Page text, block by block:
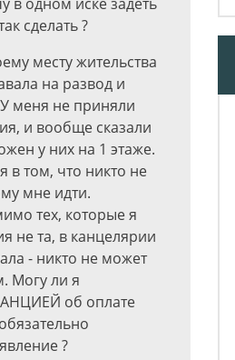
сделать ?
месту жительства
на развод и
меня не приняли
и вообще сказали
у них на 1 этаже.
в том, что никто не
мне идти.
тех, которые я
не та, в канцелярии
- никто не может
Могу ли я
об оплате
?